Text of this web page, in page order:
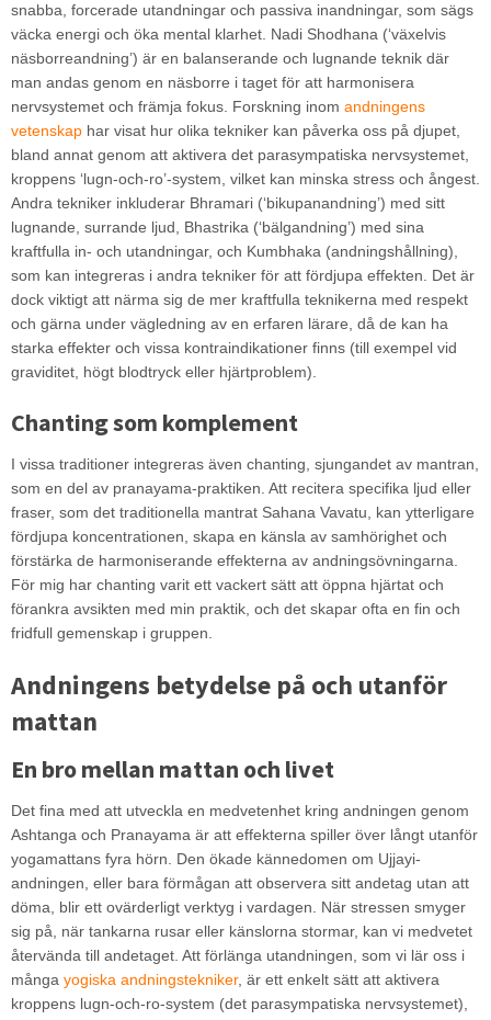
snabba, forcerade utandningar och passiva inandningar, som sägs
väcka energi och öka mental klarhet. Nadi Shodhana (‘växelvis
näsborreandning’) är en balanserande och lugnande teknik där
man andas genom en näsborre i taget för att harmonisera
nervsystemet och främja fokus. Forskning inom andningens
vetenskaphar visat hur olika tekniker kan påverka oss på djupet,
bland annat genom att aktivera det parasympatiska nervsystemet,
kroppens ‘lugn-och-ro’-system, vilket kan minska stress och ångest.
Andra tekniker inkluderar Bhramari (‘bikupanandning’) med sitt
lugnande, surrande ljud, Bhastrika (‘bälgandning’) med sina
kraftfulla in- och utandningar, och Kumbhaka (andningshållning),
som kan integreras i andra tekniker för att fördjupa effekten. Det är
dock viktigt att närma sig de mer kraftfulla teknikerna med respekt
och gärna under vägledning av en erfaren lärare, då de kan ha
starka effekter och vissa kontraindikationer finns (till exempel vid
graviditet, högt blodtryck eller hjärtproblem).
Chanting som komplement
I vissa traditioner integreras även chanting, sjungandet av mantran,
som en del av pranayama-praktiken. Att recitera specifika ljud eller
fraser, som det traditionella mantrat Sahana Vavatu, kan ytterligare
fördjupa koncentrationen, skapa en känsla av samhörighet och
förstärka de harmoniserande effekterna av andningsövningarna.
För mig har chanting varit ett vackert sätt att öppna hjärtat och
förankra avsikten med min praktik, och det skapar ofta en fin och
fridfull gemenskap i gruppen.
Andningens betydelse på och utanför
mattan
En bro mellan mattan och livet
Det fina med att utveckla en medvetenhet kring andningen genom
Ashtanga och Pranayama är att effekterna spiller över långt utanför
yogamattans fyra hörn. Den ökade kännedomen om Ujjayi-
andningen, eller bara förmågan att observera sitt andetag utan att
döma, blir ett ovärderligt verktyg i vardagen. När stressen smyger
sig på, när tankarna rusar eller känslorna stormar, kan vi medvetet
återvända till andetaget. Att förlänga utandningen, som vi lär oss i
många yogiska andningstekniker, är ett enkelt sätt att aktivera
kroppens lugn-och-ro-system (det parasympatiska nervsystemet),